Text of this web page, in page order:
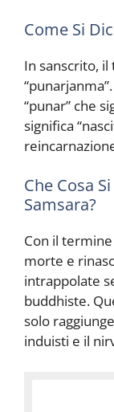
Come Si
In sanscrito, il
“punar” che
significa
Che Cosa
Samsara?
Con il termine
morte e
intrappolate
buddhiste.
solo
induisti e il